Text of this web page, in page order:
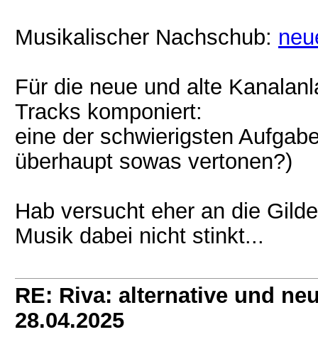
Musikalischer Nachschub:
Für die neue und alte
Tracks komponiert:
eine der schwierigsten
überhaupt sowas vertonen?)
Hab versucht eher an die
Musik dabei nicht stinkt...
RE: Riva: alternative und
28.04.2025